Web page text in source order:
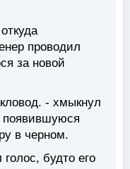
проводил
за новой
- хмыкнул
появившуюся
в черном.
будто его